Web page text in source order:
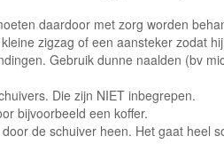
daardoor met zorg worden
zigzag of een aansteker zodat
Gebruik dunne naalden (bv
Die zijn NIET inbegrepen.
bijvoorbeeld een koffer.
de schuiver heen. Het gaat